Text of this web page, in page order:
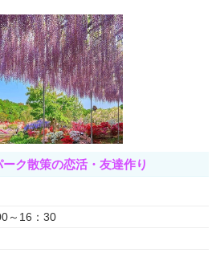
ク散策の恋活・友達作り
16：30